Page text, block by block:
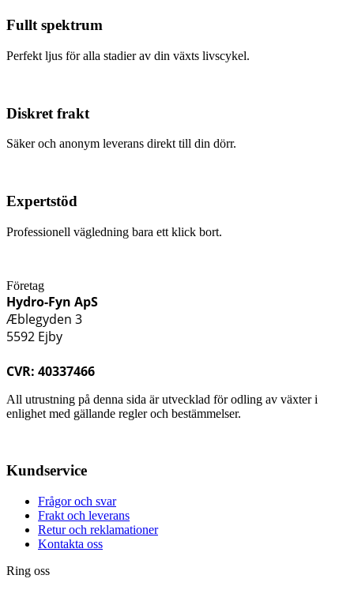
Fullt spektrum
Perfekt ljus för alla stadier av din växts livscykel.
Diskret frakt
Säker och anonym leverans direkt till din dörr.
Expertstöd
Professionell vägledning bara ett klick bort.
Företag
Hydro-Fyn ApS
Æblegyden 3
5592 Ejby
CVR: 40337466
All utrustning på denna sida är utvecklad för odling av växter i
enlighet med gällande regler och bestämmelser.
Kundservice
Frågor och svar
Frakt och leverans
Retur och reklamationer
Kontakta oss
Ring oss